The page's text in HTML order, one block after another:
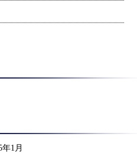
年1月